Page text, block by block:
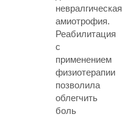
невралгическая
амиотрофия.
Реабилитация
с
применением
физиотерапии
позволила
облегчить
боль